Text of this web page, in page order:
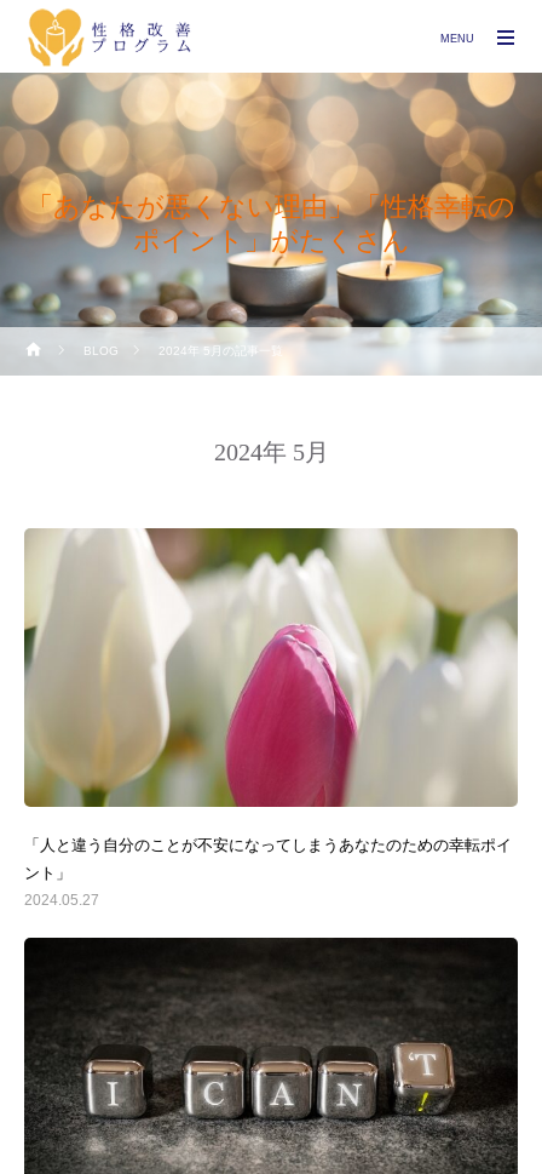
「あなたが悪くない理由」「性格幸転の
ポイント」がたくさん
BLOG 2024年 5月の記事一覧
2024年 5月
「人と違う自分のことが不安になってしまうあなたのための幸転ポイ
ント」
2024.05.27
MENU